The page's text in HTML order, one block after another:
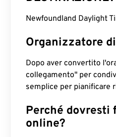
Newfoundland Daylight
Organizzatore
Dopo aver convertito
collegamento" per
semplice per pianificare
Perché
online?